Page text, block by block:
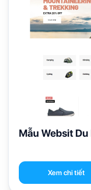
Mẫu Websit Du
Xem chi tiết